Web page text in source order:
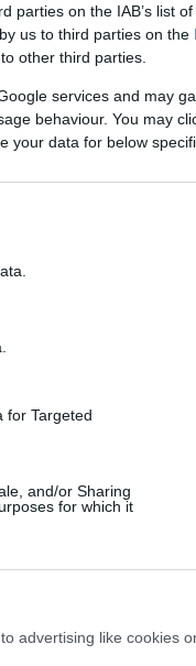
parties on the IAB’s list
us to third parties on the
other third parties.
services and may
behaviour. You may
your data for below
for Targeted
and/or Sharing
for which it
advertising like cookies